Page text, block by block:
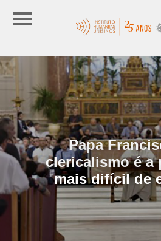
Papa
clericalismo é a
mais difícil de